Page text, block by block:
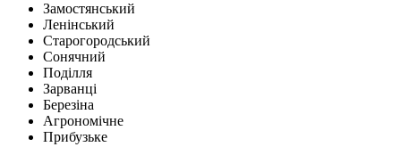
Замостянський
Ленінський
Старогородський
Сонячний
Поділля
Зарванці
Березіна
Агрономічне
Прибузьке